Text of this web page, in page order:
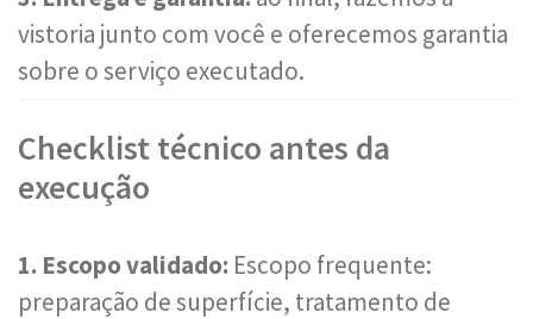
vistoria junto com você e oferecemos garantia
sobre o serviço executado.
Checklist técnico antes da
execução
1. Escopo validado: Escopo frequente:
preparação de superfície, tratamento de